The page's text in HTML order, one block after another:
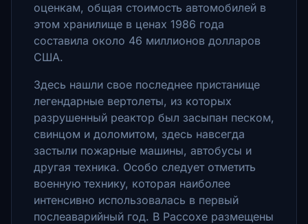
оценкам, общая стоимость автомобилей в
этом хранилище в ценах 1986 года
составила около 46 миллионов долларов
США.
Здесь нашли свое последнее пристанище
легендарные вертолеты, из которых
разрушенный реактор был засыпан песком,
свинцом и доломитом, здесь навсегда
застыли пожарные машины, автобусы и
другая техника. Особо следует отметить
военную технику, которая наиболее
интенсивно использовалась в первый
послеаварийный год. В Рассохе размещены